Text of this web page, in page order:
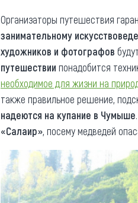
Организаторы путешествия
занимательному
художников и фотографов
путешествии понадобится
необходимое для жизни на
также правильное решение,
надеются на купание в Чумыше
«Салаир», посему медведей